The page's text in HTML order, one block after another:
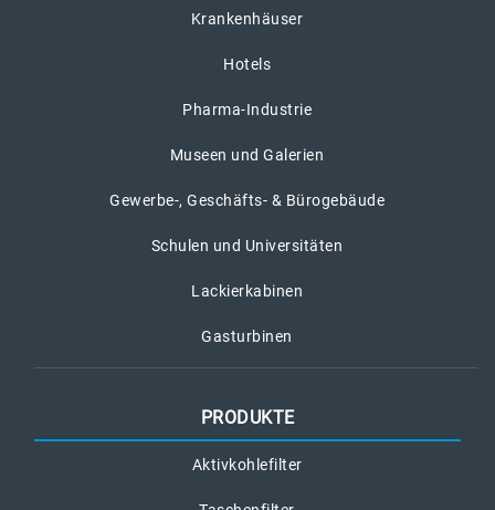
Krankenhäuser
Hotels
Pharma-Industrie
Museen und Galerien
Gewerbe-, Geschäfts- & Bürogebäude
Schulen und Universitäten
Lackierkabinen
Gasturbinen
PRODUKTE
Aktivkohlefilter